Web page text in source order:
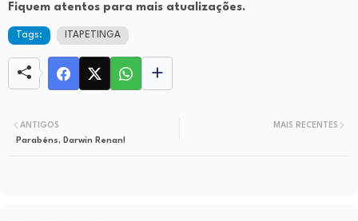
Fiquem atentos para mais atualizações.
Tags: ITAPETINGA
MAIS RECENTES
ANTIGOS
Parabéns, Darwin Renan!